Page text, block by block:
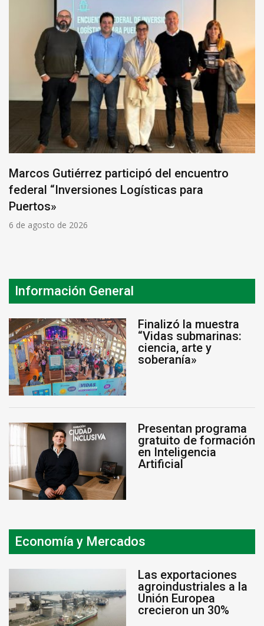
Marcos Gutiérrez participó del encuentro
federal “Inversiones Logísticas para
Puertos»
6 de agosto de 2026
Información General
Finalizó la muestra
“Vidas submarinas:
ciencia, arte y
soberanía»
Presentan programa
gratuito de formación
en Inteligencia
Artificial
Economía y Mercados
Las exportaciones
agroindustriales a la
Unión Europea
crecieron un 30%